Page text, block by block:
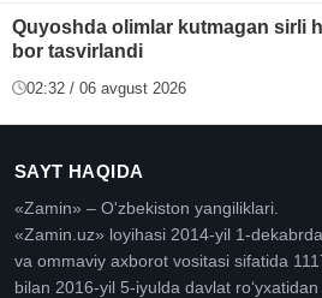
Quyoshda olimlar kutmagan sirli
bor tasvirlandi
02:32 / 06 avgust 2026
SAYT HAQIDA
«Zamin» – O'zbekiston yangiliklari.
«Zamin.uz» loyihasi 2014-yil 1-
va ommaviy axborot vositasi sifatida
bilan 2016-yil 5-iyulda davlat